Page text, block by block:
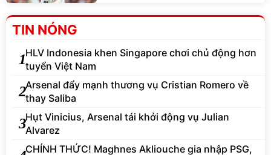
TIN NÓNG
1HLV Indonesia khen Singapore chơi chủ động hơn
tuyển Việt Nam
2Arsenal đẩy mạnh thương vụ Cristian Romero về
thay Saliba
3Hụt Vinicius, Arsenal tái khởi động vụ Julian
Alvarez
CHÍNH THỨC! Maghnes Akliouche gia nhập PSG,